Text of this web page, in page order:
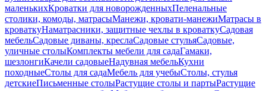
маленькихКроватки для новорожденныхПеленальные
столики, комоды, матрасыМанежи, кровати-манежиМатрасы в
кроваткуНаматрасники, защитные чехлы в кроваткуСадовая
мебельСадовые диваны, креслаСадовые стульяСадовые,
уличные столыКомплекты мебели для садаГамаки,
шезлонгиКачели садовыеНадувная мебельКухни
походныеСтолы для садаМебель для учебыСтолы, стулья
детскиеПисьменные столыРастущие столы и партыРастущие